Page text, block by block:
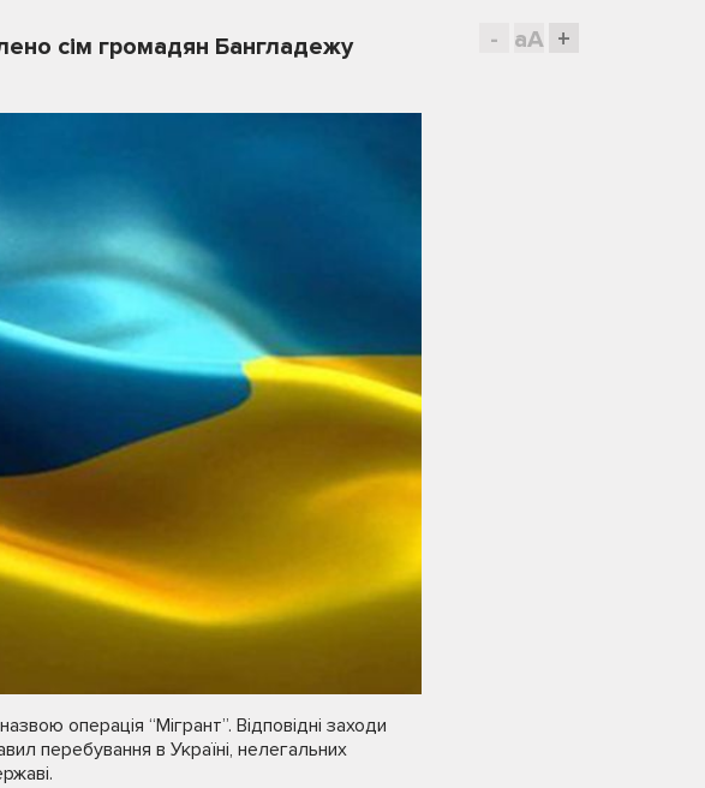
- aA +
сім громадян Бангладежу
операція “Мігрант”. Відповідні заходи
перебування в Україні, нелегальних